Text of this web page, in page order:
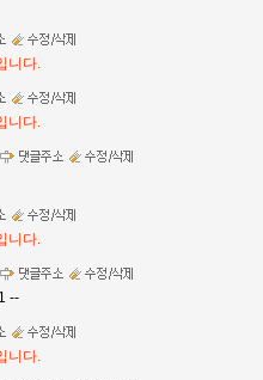
니다.
니다.
니다.
--
니다.